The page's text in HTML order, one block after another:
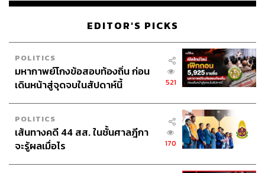
EDITOR'S PICKS
POLITICS
มหากาพย์โกงข้อสอบท้องถิ่น ก่อน
เดินหน้าสู่จุดจบในสัปดาห์นี้
521
POLITICS
เส้นทางคดี 44 สส. ในชั้นศาลฎีกา
จะรู้ผลเมื่อไร
170